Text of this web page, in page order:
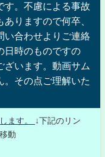
す。不慮による事故
りますので何卒、
い合わせよりご連絡
日時のものですの
ざいます。動画サム
。その点ご理解いた
ます。
↓下記のリン
動